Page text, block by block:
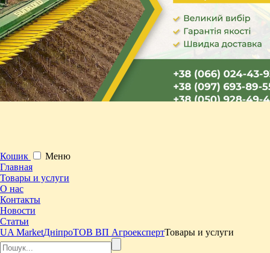
Кошик
Меню
Главная
Товары и услуги
О нас
Контакты
Новости
Статьи
UA MarketДніпроТОВ ВП АгроекспертТовары и услуги